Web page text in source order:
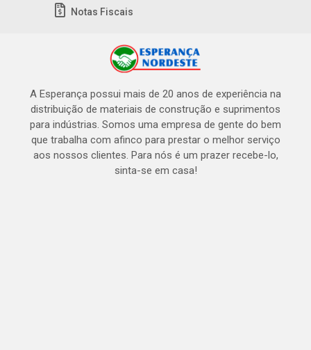
Notas Fiscais
A Esperança possui mais de 20 anos de experiência na
distribuição de materiais de construção e suprimentos
para indústrias. Somos uma empresa de gente do bem
que trabalha com afinco para prestar o melhor serviço
aos nossos clientes. Para nós é um prazer recebe-lo,
sinta-se em casa!